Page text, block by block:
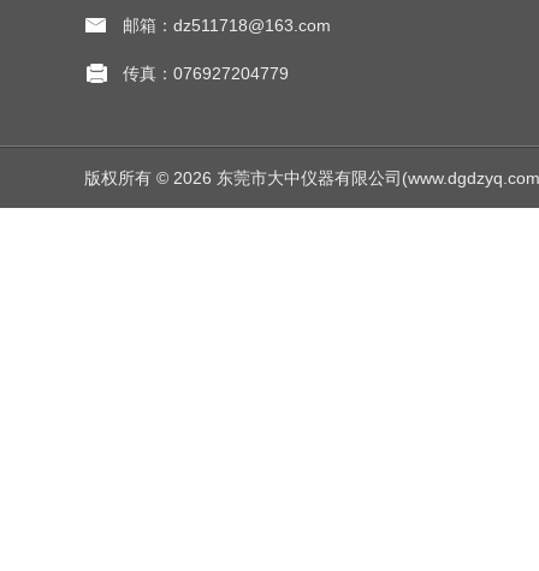
邮箱：dz511718@163.com
传真：076927204779
版权所有 © 2026 东莞市大中仪器有限公司